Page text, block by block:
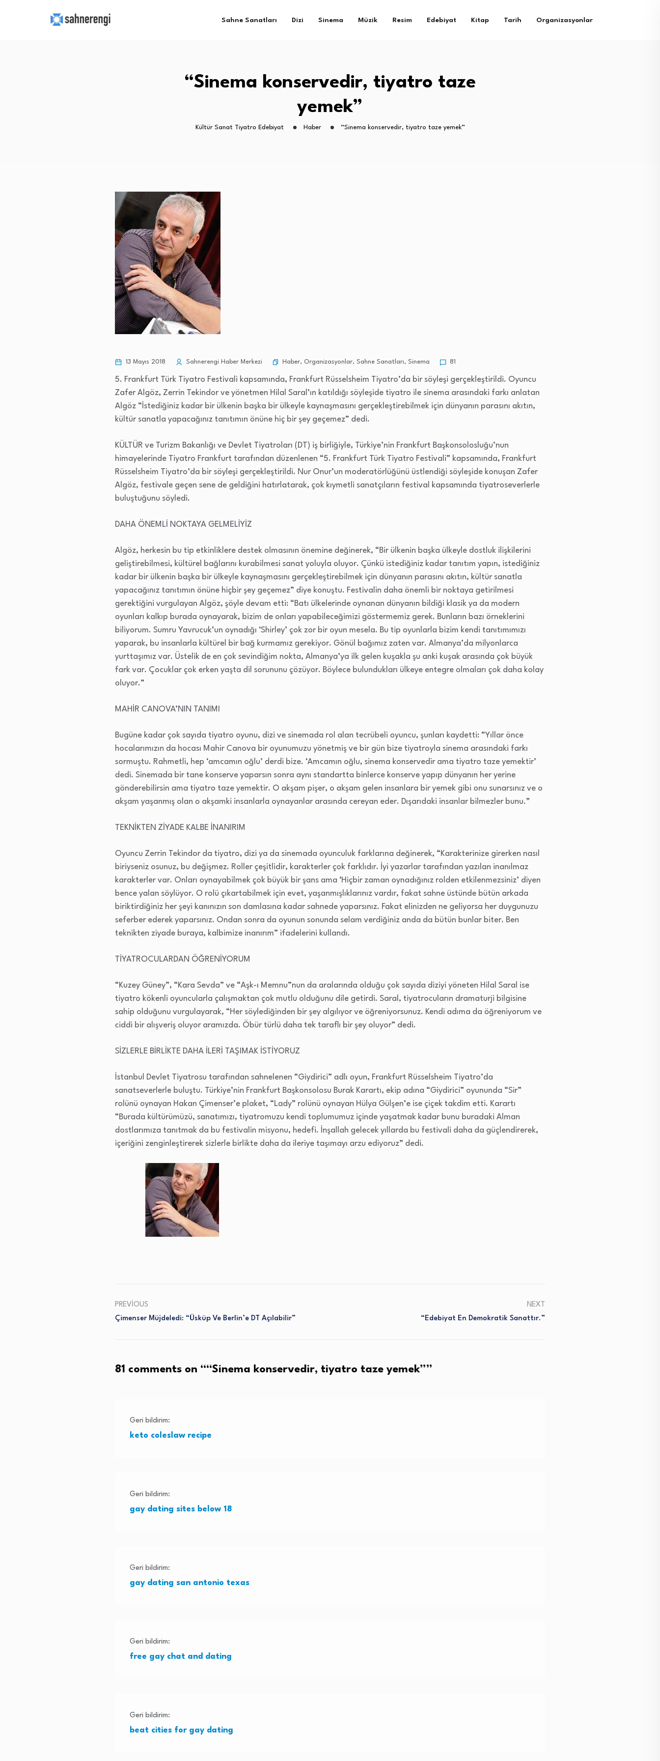
Sahne Sanatları Dizi Sinema Müzik Resim Edebiyat Kitap Tarih Organizasyonlar
“Sinema konservedir, tiyatro taze
yemek”
Kültür Sanat Tiyatro Edebiyat Haber “Sinema konservedir, tiyatro taze yemek”
13 Mayıs 2018 Sahnerengi Haber Merkezi Haber, Organizasyonlar, Sahne Sanatları, Sinema 81
5. Frankfurt Türk Tiyatro Festivali kapsamında, Frankfurt Rüsselsheim Tiyatro’da bir söyleşi gerçekleştirildi. Oyuncu
Zafer Algöz, Zerrin Tekindor ve yönetmen Hilal Saral’ın katıldığı söyleşide tiyatro ile sinema arasındaki farkı anlatan
Algöz “İstediğiniz kadar bir ülkenin başka bir ülkeyle kaynaşmasını gerçekleştirebilmek için dünyanın parasını akıtın,
kültür sanatla yapacağınız tanıtımın önüne hiç bir şey geçemez” dedi.
KÜLTÜR ve Turizm Bakanlığı ve Devlet Tiyatroları (DT) iş birliğiyle, Türkiye’nin Frankfurt Başkonsolosluğu’nun
himayelerinde Tiyatro Frankfurt tarafından düzenlenen “5. Frankfurt Türk Tiyatro Festivali” kapsamında, Frankfurt
Rüsselsheim Tiyatro’da bir söyleşi gerçekleştirildi. Nur Onur’un moderatörlüğünü üstlendiği söyleşide konuşan Zafer
Algöz, festivale geçen sene de geldiğini hatırlatarak, çok kıymetli sanatçıların festival kapsamında tiyatroseverlerle
buluştuğunu söyledi.
DAHA ÖNEMLİ NOKTAYA GELMELİYİZ
Algöz, herkesin bu tip etkinliklere destek olmasının önemine değinerek, “Bir ülkenin başka ülkeyle dostluk ilişkilerini
geliştirebilmesi, kültürel bağlarını kurabilmesi sanat yoluyla oluyor. Çünkü istediğiniz kadar tanıtım yapın, istediğiniz
kadar bir ülkenin başka bir ülkeyle kaynaşmasını gerçekleştirebilmek için dünyanın parasını akıtın, kültür sanatla
yapacağınız tanıtımın önüne hiçbir şey geçemez” diye konuştu. Festivalin daha önemli bir noktaya getirilmesi
gerektiğini vurgulayan Algöz, şöyle devam etti: “Batı ülkelerinde oynanan dünyanın bildiği klasik ya da modern
oyunları kalkıp burada oynayarak, bizim de onları yapabileceğimizi göstermemiz gerek. Bunların bazı örneklerini
biliyorum. Sumru Yavrucuk’un oynadığı ‘Shirley’ çok zor bir oyun mesela. Bu tip oyunlarla bizim kendi tanıtımımızı
yaparak, bu insanlarla kültürel bir bağ kurmamız gerekiyor. Gönül bağımız zaten var. Almanya’da milyonlarca
yurttaşımız var. Üstelik de en çok sevindiğim nokta, Almanya’ya ilk gelen kuşakla şu anki kuşak arasında çok büyük
fark var. Çocuklar çok erken yaşta dil sorununu çözüyor. Böylece bulundukları ülkeye entegre olmaları çok daha kolay
oluyor.”
MAHİR CANOVA’NIN TANIMI
Bugüne kadar çok sayıda tiyatro oyunu, dizi ve sinemada rol alan tecrübeli oyuncu, şunları kaydetti: “Yıllar önce
hocalarımızın da hocası Mahir Canova bir oyunumuzu yönetmiş ve bir gün bize tiyatroyla sinema arasındaki farkı
sormuştu. Rahmetli, hep ‘amcamın oğlu’ derdi bize. ‘Amcamın oğlu, sinema konservedir ama tiyatro taze yemektir’
dedi. Sinemada bir tane konserve yaparsın sonra aynı standartta binlerce konserve yapıp dünyanın her yerine
gönderebilirsin ama tiyatro taze yemektir. O akşam pişer, o akşam gelen insanlara bir yemek gibi onu sunarsınız ve o
akşam yaşanmış olan o akşamki insanlarla oynayanlar arasında cereyan eder. Dışarıdaki insanlar bilmezler bunu.”
TEKNİKTEN ZİYADE KALBE İNANIRIM
Oyuncu Zerrin Tekindor da tiyatro, dizi ya da sinemada oyunculuk farklarına değinerek, “Karakterinize girerken nasıl
biriyseniz osunuz, bu değişmez. Roller çeşitlidir, karakterler çok farklıdır. İyi yazarlar tarafından yazılan inanılmaz
karakterler var. Onları oynayabilmek çok büyük bir şans ama ‘Hiçbir zaman oynadığınız rolden etkilenmezsiniz’ diyen
bence yalan söylüyor. O rolü çıkartabilmek için evet, yaşanmışlıklarınız vardır, fakat sahne üstünde bütün arkada
biriktirdiğiniz her şeyi kanınızın son damlasına kadar sahnede yaparsınız. Fakat elinizden ne geliyorsa her duygunuzu
seferber ederek yaparsınız. Ondan sonra da oyunun sonunda selam verdiğiniz anda da bütün bunlar biter. Ben
teknikten ziyade buraya, kalbimize inanırım” ifadelerini kullandı.
TİYATROCULARDAN ÖĞRENİYORUM
“Kuzey Güney”, “Kara Sevda” ve “Aşk-ı Memnu”nun da aralarında olduğu çok sayıda diziyi yöneten Hilal Saral ise
tiyatro kökenli oyuncularla çalışmaktan çok mutlu olduğunu dile getirdi. Saral, tiyatrocuların dramaturji bilgisine
sahip olduğunu vurgulayarak, “Her söylediğinden bir şey algılıyor ve öğreniyorsunuz. Kendi adıma da öğreniyorum ve
ciddi bir alışveriş oluyor aramızda. Öbür türlü daha tek taraflı bir şey oluyor” dedi.
SİZLERLE BİRLİKTE DAHA İLERİ TAŞIMAK İSTİYORUZ
İstanbul Devlet Tiyatrosu tarafından sahnelenen “Giydirici” adlı oyun, Frankfurt Rüsselsheim Tiyatro’da
sanatseverlerle buluştu. Türkiye’nin Frankfurt Başkonsolosu Burak Karartı, ekip adına “Giydirici” oyununda “Sir”
rolünü oynayan Hakan Çimenser’e plaket, “Lady” rolünü oynayan Hülya Gülşen’e ise çiçek takdim etti. Karartı
“Burada kültürümüzü, sanatımızı, tiyatromuzu kendi toplumumuz içinde yaşatmak kadar bunu buradaki Alman
dostlarımıza tanıtmak da bu festivalin misyonu, hedefi. İnşallah gelecek yıllarda bu festivali daha da güçlendirerek,
içeriğini zenginleştirerek sizlerle birlikte daha da ileriye taşımayı arzu ediyoruz” dedi.
PREVIOUS
Çimenser Müjdeledi: “Üsküp Ve Berlin’e DT Açılabilir”
NEXT
“Edebiyat En Demokratik Sanattır.”
81 comments on ““Sinema konservedir, tiyatro taze yemek””
Geri bildirim:
keto coleslaw recipe
Geri bildirim:
gay dating sites below 18
Geri bildirim:
gay dating san antonio texas
Geri bildirim:
free gay chat and dating
Geri bildirim:
beat cities for gay dating